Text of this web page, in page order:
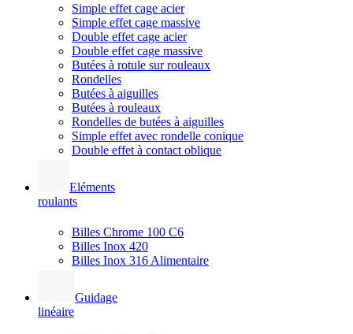
Simple effet cage acier
Simple effet cage massive
Double effet cage acier
Double effet cage massive
Butées à rotule sur rouleaux
Rondelles
Butées à aiguilles
Butées à rouleaux
Rondelles de butées à aiguilles
Simple effet avec rondelle conique
Double effet à contact oblique
Eléments
roulants
Billes Chrome 100 C6
Billes Inox 420
Billes Inox 316 Alimentaire
Guidage
linéaire